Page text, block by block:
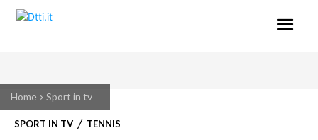
Home Sport in tv
SPORT IN TV TENNIS